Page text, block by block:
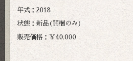
年式：2018
状態：新品(開梱のみ)
販売価格：￥40,000